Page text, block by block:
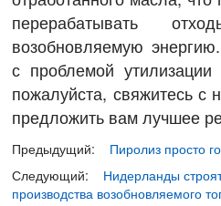
перерабатывать
возобновляемую
с проблемой утилизации
пожалуйста, свяжитесь
предложить вам лучшее
Предыдущий:
Пиролиз просто
Следующий:
Нидерланды
производства возобновляемого